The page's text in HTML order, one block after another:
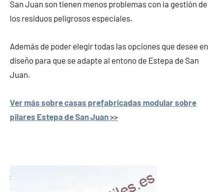
San Juan son tienen menos problemas con la gestión de
los residuos peligrosos especiales.
Además de poder elegir todas las opciones que desee en
diseño para que se adapte al entono de Estepa de San
Juan.
Ver más sobre casas prefabricadas modular sobre
pilares Estepa de San Juan >>